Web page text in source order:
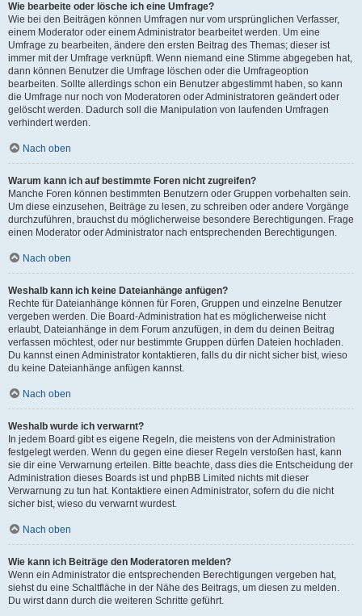
Wie bearbeite oder lösche ich eine Umfrage?
Wie bei den Beiträgen können Umfragen nur vom ursprünglichen Verfasser,
einem Moderator oder einem Administrator bearbeitet werden. Um eine
Umfrage zu bearbeiten, ändere den ersten Beitrag des Themas; dieser ist
immer mit der Umfrage verknüpft. Wenn niemand eine Stimme abgegeben hat,
dann können Benutzer die Umfrage löschen oder die Umfrageoption
bearbeiten. Sollte allerdings schon ein Benutzer abgestimmt haben, so kann
die Umfrage nur noch von Moderatoren oder Administratoren geändert oder
gelöscht werden. Dadurch soll die Manipulation von laufenden Umfragen
verhindert werden.
Nach oben
Warum kann ich auf bestimmte Foren nicht zugreifen?
Manche Foren können bestimmten Benutzern oder Gruppen vorbehalten sein.
Um diese einzusehen, Beiträge zu lesen, zu schreiben oder andere Vorgänge
durchzuführen, brauchst du möglicherweise besondere Berechtigungen. Frage
einen Moderator oder Administrator nach entsprechenden Berechtigungen.
Nach oben
Weshalb kann ich keine Dateianhänge anfügen?
Rechte für Dateianhänge können für Foren, Gruppen und einzelne Benutzer
vergeben werden. Die Board-Administration hat es möglicherweise nicht
erlaubt, Dateianhänge in dem Forum anzufügen, in dem du deinen Beitrag
verfassen möchtest, oder nur bestimmte Gruppen dürfen Dateien hochladen.
Du kannst einen Administrator kontaktieren, falls du dir nicht sicher bist, wieso
du keine Dateianhänge anfügen kannst.
Nach oben
Weshalb wurde ich verwarnt?
In jedem Board gibt es eigene Regeln, die meistens von der Administration
festgelegt werden. Wenn du gegen eine dieser Regeln verstoßen hast, kann
sie dir eine Verwarnung erteilen. Bitte beachte, dass dies die Entscheidung der
Administration dieses Boards ist und phpBB Limited nichts mit dieser
Verwarnung zu tun hat. Kontaktiere einen Administrator, sofern du die nicht
sicher bist, wieso du verwarnt wurdest.
Nach oben
Wie kann ich Beiträge den Moderatoren melden?
Wenn ein Administrator die entsprechenden Berechtigungen vergeben hat,
siehst du eine Schaltfläche in der Nähe des Beitrags, um diesen zu melden.
Du wirst dann durch die weiteren Schritte geführt.